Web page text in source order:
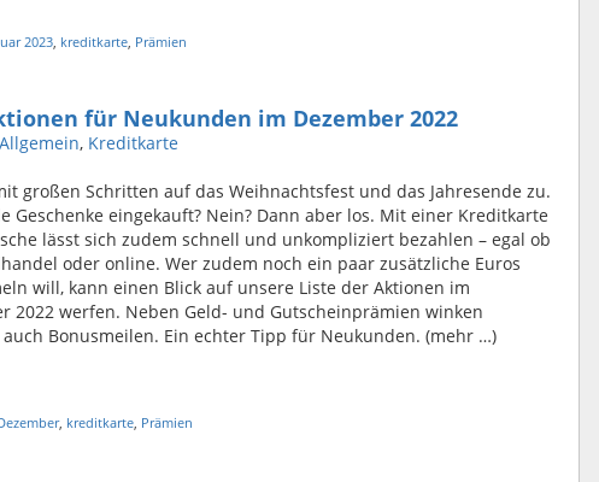
2023, kreditkarte, Prämien
für Neukunden im Dezember 2022
Allgemein, Kreditkarte
großen Schritten auf das Weihnachtsfest und das Jahresende zu.
Geschenke eingekauft? Nein? Dann aber los. Mit einer Kreditkarte
lässt sich zudem schnell und unkompliziert bezahlen – egal ob
oder online. Wer zudem noch ein paar zusätzliche Euros
will, kann einen Blick auf unsere Liste der Aktionen im
2022 werfen. Neben Geld- und Gutscheinprämien winken
Bonusmeilen. Ein echter Tipp für Neukunden. (mehr …)
, kreditkarte Prämien